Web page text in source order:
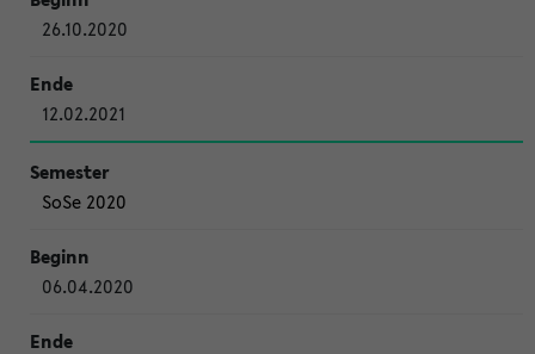
26.10.2020
12.02.2021
SoSe 2020
06.04.2020